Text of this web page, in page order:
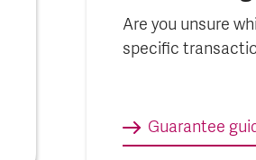
Are you unsure
specific
Guarantee